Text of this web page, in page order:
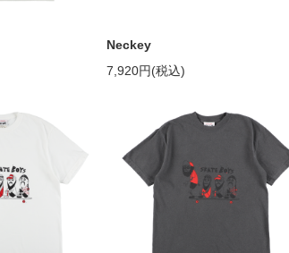
Neckey
7,920円(税込)